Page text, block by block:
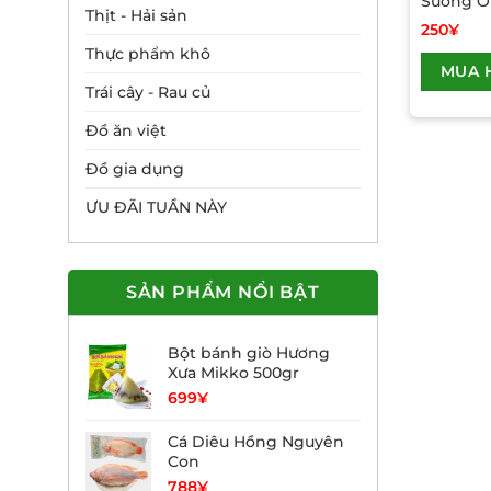
Thịt - Hải sản
Thực phẩm khô
Trái cây - Rau củ
Đồ ăn việt
Đồ gia dụng
ƯU ĐÃI TUẦN NÀY
SẢN PHẨM NỔI BẬT
Bột bánh giò Hương
Xưa Mikko 500gr
699¥
Cá Diêu Hồng Nguyên
Con
788¥
250¥
MUA